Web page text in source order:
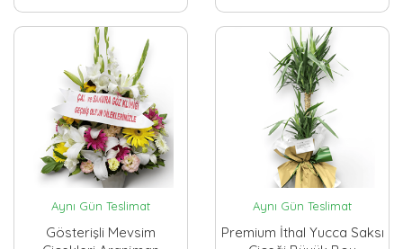
Aynı Gün Teslimat
Gösterişli Mevsim
Aynı Gün Teslimat
Premium İthal Yucca Saksı